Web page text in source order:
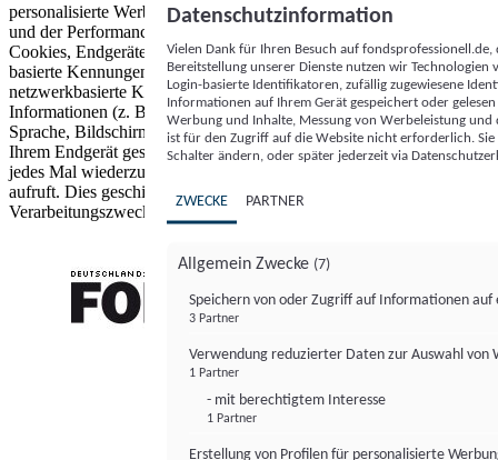
personalisierte Werbung und Inhalte, Messung von Werbeleistung
und der Performance von Inhalten sowie Zielgruppenforschung.
Cookies, Endgeräte- oder ähnliche Online-Kennungen (z. B. login-
basierte Kennungen, zufällig generierte Kennungen,
netzwerkbasierte Kennungen) können zusammen mit anderen
Informationen (z. B. Browsertyp und Browserinformationen,
Sprache, Bildschirmgröße, unterstützte Technologien usw.) auf
Ihrem Endgerät gespeichert oder von dort ausgelesen werden, um es
jedes Mal wiederzuerkennen, wenn es eine App oder einer Webseite
aufruft. Dies geschieht für einen oder mehrere der hier aufgeführten
Verarbeitungszwecke.
Datenschutzinformation
Vielen Dank für Ihren Besuch auf
Bereitstellung unserer Dienste nutzen wir Technologien
Login-basierte Identifikatoren, zufällig zugewiesene
Informationen auf Ihrem Gerät gespeichert oder
Werbung und Inhalte, Messung von Werbeleistung
ist für den Zugriff auf die Website nicht erforderlich.
Schalter ändern, oder später jederzeit via
ZWECKE PARTNER
Allgemein Zwecke (7)
Speichern von oder Zugriff auf Informationen auf
3 Partner
Verwendung reduzierter Daten zur Auswahl von
1 Partner
- mit berechtigtem Interesse
1 Partner
Erstellung von Profilen für personalisierte
FONDS professionell